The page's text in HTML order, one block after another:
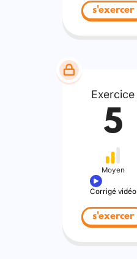
s'exercer
Exercice
5
Moyen
Corrigé vidéo
s'exercer